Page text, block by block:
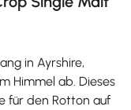
in Ayrshire,
Himmel ab. Dieses
für den Rotton auf